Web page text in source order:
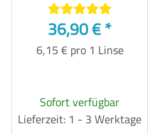
36,90 €*
6,15 € pro 1 Linse
Sofort verfügbar
Lieferzeit: 1 - 3 Werktage